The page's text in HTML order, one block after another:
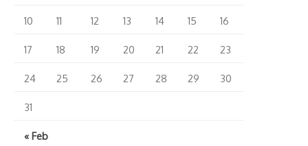
« Feb
10 11 12 13 14 15 16
17 18 19 20 21 22 23
24 25 26 27 28 29 30
31